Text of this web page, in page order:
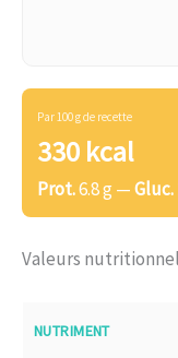
Par 100 g de recette
330 kcal
Prot.6.8 g —Gluc.
Valeurs
NUTRIMENT